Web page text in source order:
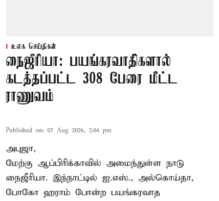
உலக செய்திகள்
நைஜீரியா: பயங்கரவாதிகளால்
கடத்தப்பட்ட 308 பேரை மீட்ட
ராணுவம்
Published on: 07 Aug 2026, 2:04 pm
அபுஜா,
மேற்கு ஆப்பிரிக்காவில் அமைந்துள்ள நாடு
நைஜீரியா. இந்நாட்டில் ஐ.எஸ்., அல்கொய்தா,
போகோ ஹராம் போன்ற பயங்கரவாத